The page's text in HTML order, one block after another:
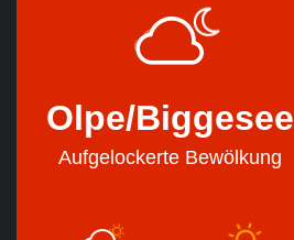
Olpe/Biggesee
Aufgelockerte Bewölkung